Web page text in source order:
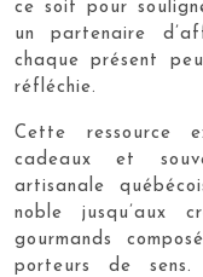
ce soit pour
un partenaire
chaque présent
réfléchie.
Cette ressource
cadeaux et
artisanale
noble jusqu’aux
gourmands
porteurs de